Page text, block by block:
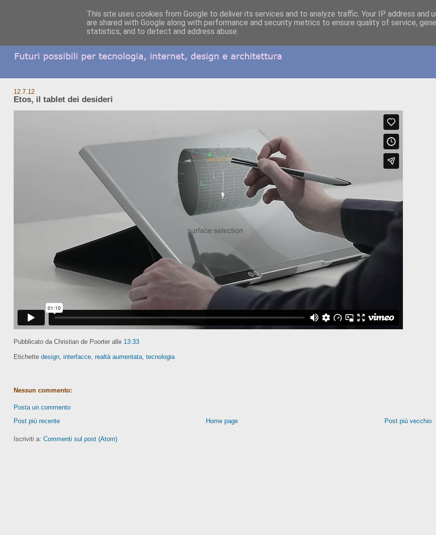
12.7.12
Etos, il tablet dei desideri
Pubblicato da Christian de Poorter alle 13:33
Etichette design, interfacce, realtà aumentata, tecnologia
Nessun commento:
Posta un commento
Post più recente
Post più vecchio
Home page
Iscriviti a: Commenti sul post (Atom)
This site uses cookies from Google to deliver its services and to analyze traffic. Your IP address and
are shared with Google along with performance and security metrics to ensure quality of service,
statistics, and to detect and address abuse.